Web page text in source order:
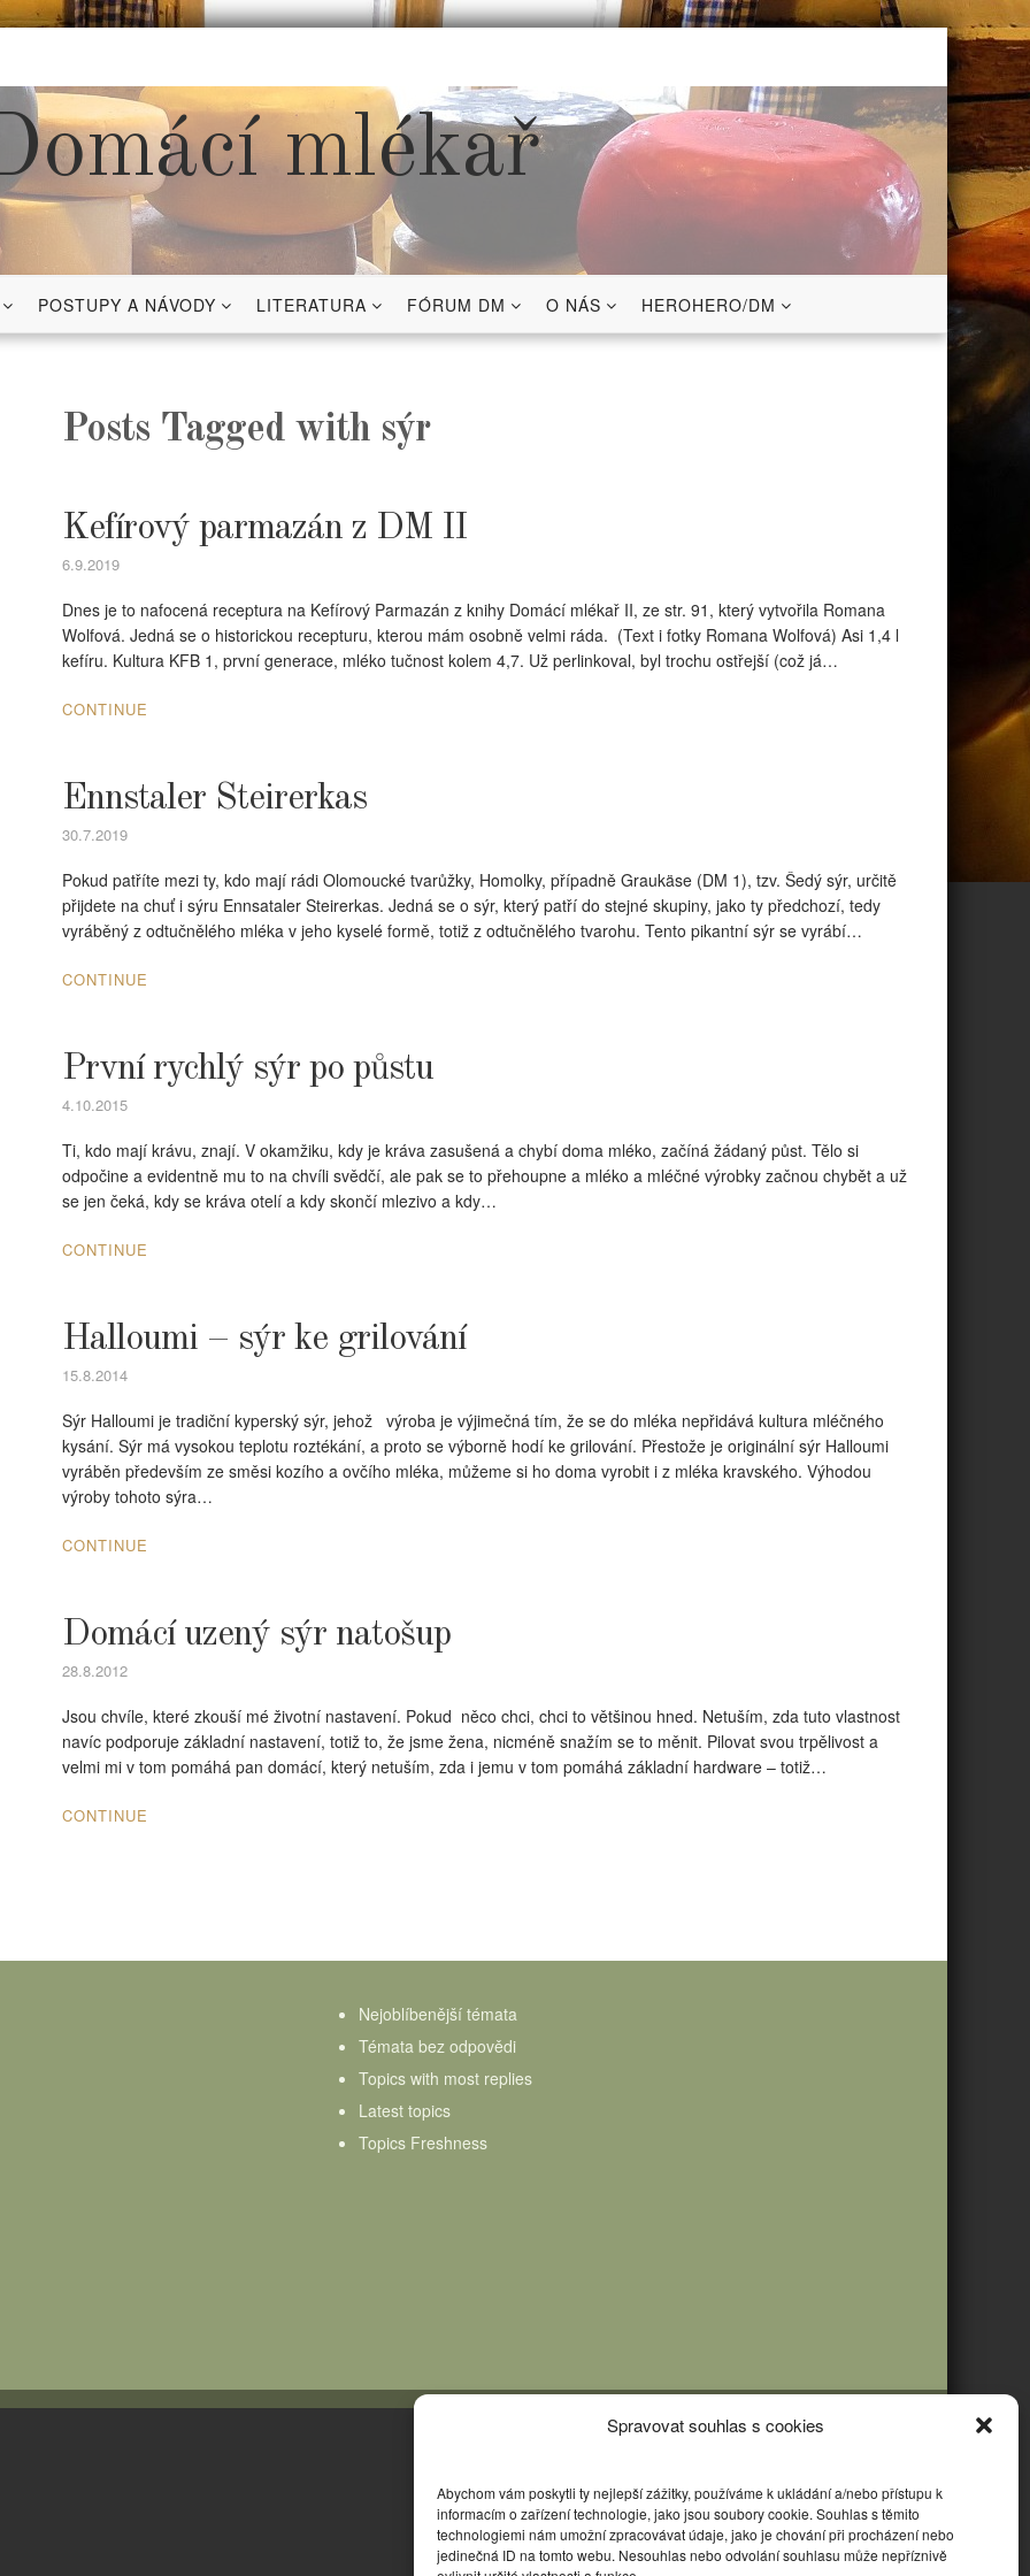
Spravovat souhlas s cookies
Abychom vám poskytli ty nejlepší zážitky, používáme k ukládání a/nebo přístupu k
informacím o zařízení technologie, jako jsou soubory cookie. Souhlas s těmito
technologiemi nám umožní zpracovávat údaje, jako je chování při procházení nebo
jedinečná ID na tomto webu. Nesouhlas nebo odvolání souhlasu může nepříznivě
mlékař
POSTUPY A NÁVODY LITERATURA FÓRUM DM O NÁS HEROHERO/DM
Posts Tagged with sýr
Kefírový parmazán z DM II
6.9.2019
Dnes je to nafocená receptura na Kefírový Parmazán z knihy Domácí mlékař II, ze str. 91, který vytvořila Romana
Wolfová. Jedná se o historickou recepturu, kterou mám osobně velmi ráda. (Text i fotky Romana Wolfová) Asi 1,4 l
kefíru. Kultura KFB 1, první generace, mléko tučnost kolem 4,7. Už perlinkoval, byl trochu ostřejší (což já…
CONTINUE
Ennstaler Steirerkas
30.7.2019
Pokud patříte mezi ty, kdo mají rádi Olomoucké tvarůžky, Homolky, případně Graukäse (DM 1), tzv. Šedý sýr, určitě
přijdete na chuť i sýru Ennsataler Steirerkas. Jedná se o sýr, který patří do stejné skupiny, jako ty předchozí, tedy
vyráběný z odtučnělého mléka v jeho kyselé formě, totiž z odtučnělého tvarohu. Tento pikantní sýr se vyrábí…
CONTINUE
První rychlý sýr po půstu
4.10.2015
Ti, kdo mají krávu, znají. V okamžiku, kdy je kráva zasušená a chybí doma mléko, začíná žádaný půst. Tělo si
odpočine a evidentně mu to na chvíli svědčí, ale pak se to přehoupne a mléko a mléčné výrobky začnou chybět a už
se jen čeká, kdy se kráva otelí a kdy skončí mlezivo a kdy…
CONTINUE
Halloumi – sýr ke grilování
15.8.2014
Sýr Halloumi je tradiční kyperský sýr, jehož výroba je výjimečná tím, že se do mléka nepřidává kultura mléčného
kysání. Sýr má vysokou teplotu roztékání, a proto se výborně hodí ke grilování. Přestože je originální sýr Halloumi
vyráběn především ze směsi kozího a ovčího mléka, můžeme si ho doma vyrobit i z mléka kravského. Výhodou
výroby tohoto sýra…
CONTINUE
Domácí uzený sýr natošup
28.8.2012
Jsou chvíle, které zkouší mé životní nastavení. Pokud něco chci, chci to většinou hned. Netuším, zda tuto vlastnost
navíc podporuje základní nastavení, totiž to, že jsme žena, nicméně snažím se to měnit. Pilovat svou trpělivost a
velmi mi v tom pomáhá pan domácí, který netuším, zda i jemu v tom pomáhá základní hardware – totiž…
CONTINUE
Nejoblíbenější témata
Témata bez odpovědi
Topics with most replies
Latest topics
Topics Freshness